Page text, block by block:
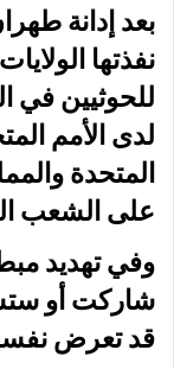
بعد إدانة
نفذتها
للحوثيين في
لدى الأمم
المتحدة
على الشعب
وفي تهديد
شاركت أو
قد تعرض